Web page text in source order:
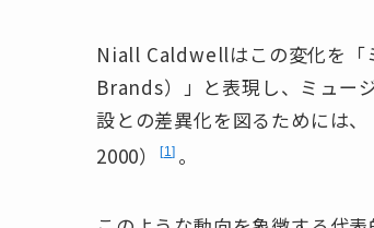
Niall Caldwellはこの変化を「
Brands）」と表現し、ミュー
設との差異化を図るためには
2000）
1 。